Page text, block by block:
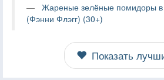
Жареные зелёные помидоры в
(Фэнни Флэгг) (30+)
Показать